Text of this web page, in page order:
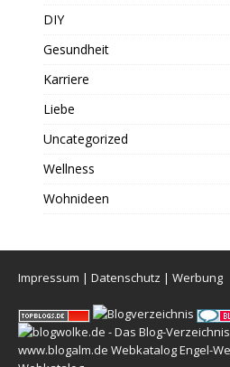
DIY
Gesundheit
Karriere
Liebe
Uncategorized
Wellness
Wohnideen
Impressum | Datenschutz | Werbung
www.blogalm.de WebkatalogEngel-